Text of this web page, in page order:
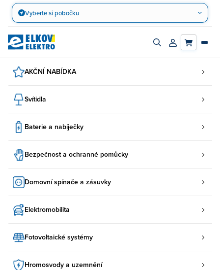
Přejít
obsah
Vyberte si pobočku
Zapnout/vypnout
Přihlásit/
AKČNÍ NABÍDKA
Svítidla
Baterie a nabíječky
Bezpečnost a ochranné pomůcky
Domovní spínače a zásuvky
Elektromobilita
Fotovoltaické systémy
Hromosvody a uzemnění